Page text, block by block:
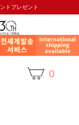
トプレゼント
0